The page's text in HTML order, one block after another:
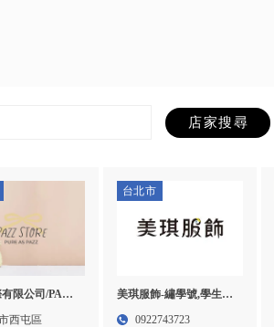
限公司/PAZZ
童裝,童裝網購,
西屯區
台北市
美琪服飾-繡學號,學生制
服專賣,台北繡學號,信義
0922743723